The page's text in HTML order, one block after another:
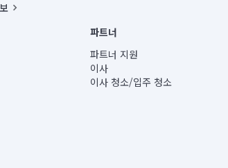
| 인허가번호 : 2016-3220163-14-5-00019 |
울종로-1400(공정거래위원회 정보) |
RHEE
구 율곡로 6(중학동, 트윈트리빌딩) B동 5층
구 수송동 율곡로 24, 7층, 8층 미소
파트너
파트너 지원
이사
이사 청소/입주 청소